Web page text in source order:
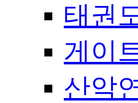
태권
게이
산악